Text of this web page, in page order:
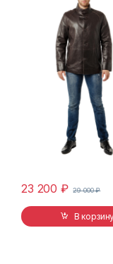
23 200₽ 29 000₽
В